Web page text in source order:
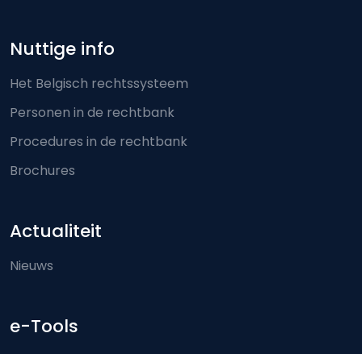
Nuttige info
Het Belgisch rechtssysteem
Personen in de rechtbank
Procedures in de rechtbank
Brochures
Actualiteit
Nieuws
e-Tools